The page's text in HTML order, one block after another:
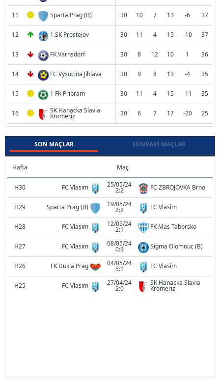
11 Sparta Prag (B) 30 10 7 13 -6 37
12 1.SK Prostejov 30 11 4 15 -10 37
13 FK Varnsdorf 30 8 12 10 1 36
14 FC Vysocina Jihlava 30 9 8 13 -4 35
15 1 FK Pribram 30 11 4 15 -11 35
16 SK Hanacka Slavia
Kromeriz 30 6 7 17 -20 25
SON MAÇLAR SONRAKI MAÇLAR
Hafta Maç
H30 FC Vlasim 25/05/24
2:2 FC ZBROJOVKA Brno
H29 Sparta Prag (B) 19/05/24
2:2 FC Vlasim
H28 FC Vlasim 12/05/24
2:1 FK Mas Taborsko
H27 FC Vlasim 08/05/24
0:3 Sigma Olomouc (B)
H26 FK Dukla Prag 04/05/24
5:1 FC Vlasim
H25 FC Vlasim 27/04/24
2:0
SK Hanacka Slavia
Kromeriz